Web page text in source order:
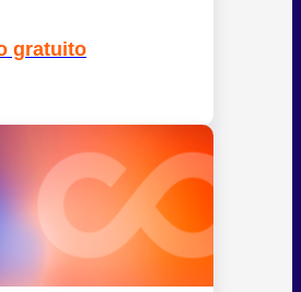
gratuito